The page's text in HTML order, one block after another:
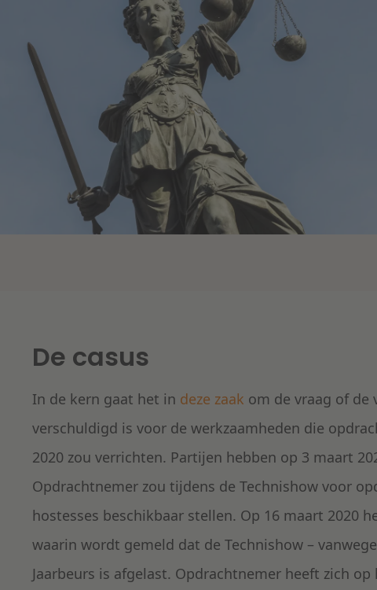
De casus
In de kern gaat het in deze zaak om de vraag of de
verschuldigd is voor de werkzaamheden die
2020 zou verrichten. Partijen hebben op 3 maart
Opdrachtnemer zou tijdens de Technishow voor
hostesses beschikbaar stellen. Op 16 maart 2020
waarin wordt gemeld dat de Technishow –
Jaarbeurs is afgelast. Opdrachtnemer heeft zich